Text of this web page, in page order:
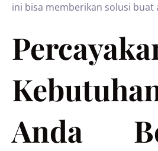
ini bisa memberikan solusi buat
Anda